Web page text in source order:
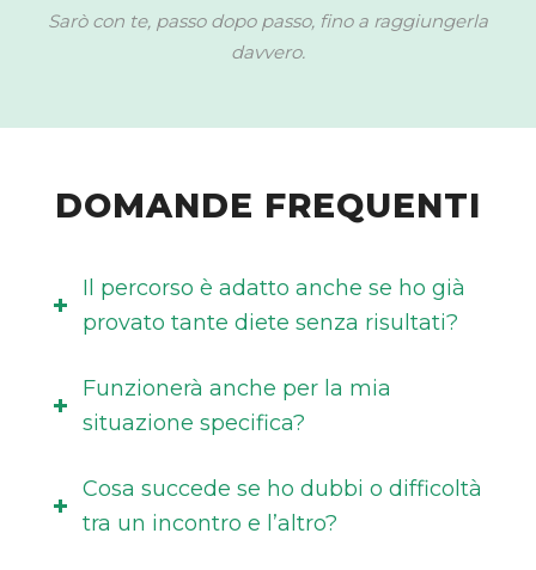
Sarò con te, passo dopo passo, fino a raggiungerla
davvero.
DOMANDE FREQUENTI
Il percorso è adatto anche se ho già
provato tante diete senza risultati?
Funzionerà anche per la mia
situazione specifica?
Cosa succede se ho dubbi o difficoltà
tra un incontro e l’altro?